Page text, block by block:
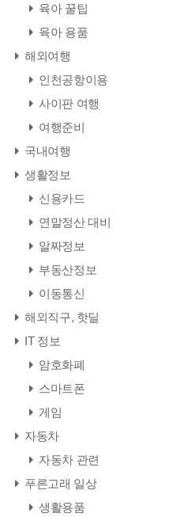
육아 꿀팁
육아 용품
해외여행
인천공항이용
사이판 여행
여행준비
국내여행
생활정보
신용카드
연말정산 대비
알짜정보
부동산정보
이동통신
해외직구, 핫딜
IT 정보
암호화폐
스마트폰
게임
자동차
자동차 관련
푸른고래 일상
생활용품